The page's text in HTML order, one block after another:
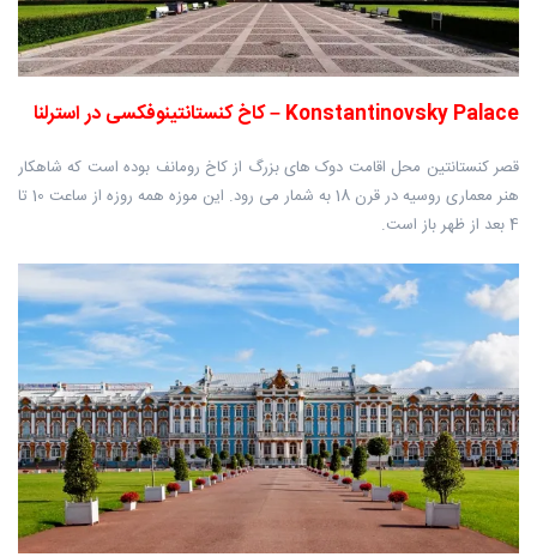
Konstantinovsky Palace – کاخ کنستانتینوفکسی در استرلنا
قصر کنستانتین محل اقامت دوک های بزرگ از کاخ رومانف بوده است که شاهکار
هنر معماری روسیه در قرن 18 به شمار می رود. این موزه همه روزه از ساعت 10 تا
4 بعد از ظهر باز است.